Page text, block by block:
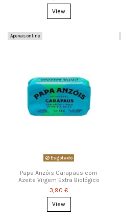
View
Apenas online
Esgotado
Papa Anzóis Carapaus com
Azeite Virgem Extra Biológico
3,90 €
View